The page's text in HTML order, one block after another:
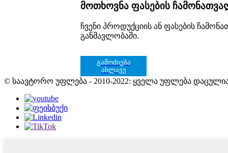
მოთხოვნა ფასების
ჩვენი პროდუქციის ან ფასების
განმავლობაში.
გამოძიება
ახლავე
© საავტორო უფლება - 2010-2022: ყველა უფლება